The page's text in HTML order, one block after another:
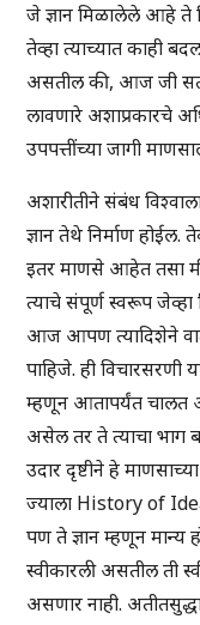
जे ज्ञान मिळालेले आहे ते
तेव्हा त्याच्यात काही
असतील की, आज जी
लावणारे अशाप्रकारचे
उपपत्तींच्या जागी
अशारीतीने संबंध
ज्ञान तेथे निर्माण
इतर माणसे आहेत तसा
त्याचे संपूर्ण स्वरूप जेव्हा
आज आपण त्यादिशेने
पाहिजे. ही
म्हणून आतापर्यंत चालत
असेल तर ते त्याचा
उदार दृष्टीने हे
ज्याला History of
पण ते ज्ञान म्हणून मान्य
स्वीकारली असतील ती
असणार नाही.